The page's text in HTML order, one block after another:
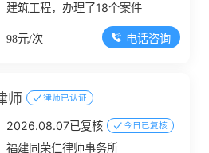
建筑工程，办理了18个案件
98元/次 电话咨询
师 律师已认证
2026.08.07已复核 今日已复核
福建同荣仁律师事务所